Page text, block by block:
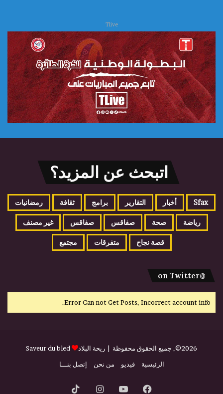
Tlive
اتبحث عن المزيد؟
Sfax أخبار التقارير برامج ثقافة رمضانيات
رياضة صحة صفاقس صفاقس غير مصنف
قصة نجاح متفرقات مجتمع
@on Twitter
Error Can not Get Posts, Incorrect account info.
2026©, جميع الحقوق محفوظة | ريحة البلاد
Saveur du bled
الرئيسية
فيديو من نحن إتصل بنـــا
فيسبوكيوتيوبانستقرام